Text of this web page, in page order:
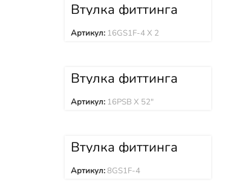
Втулка фиттинга
16GS1F-4 X 2
Артикул: 16GS1F-4 X 2
Втулка фиттинга
16PSB X 52″
Артикул: 16PSB X 52"
Втулка фиттинга
8GS1F-4
Артикул:8GS1F-4